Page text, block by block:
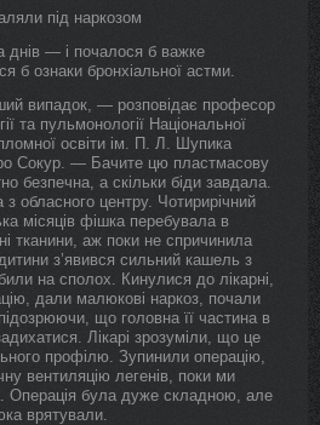
під наркозом
днів — і почалося б важке
б ознаки бронхіальної астми.
випадок, — розповідає професор
та пульмонології Національної
освіти ім. П. Л. Шупика
Сокур. — Бачите цю пластмасову
безпечна, а скільки біди завдала.
з обласного центру. Чотирирічний
місяців фішка перебувала в
тканини, аж поки не спричинила
з’явився сильний кашель з
на сполох. Кинулися до лікарні,
дали малюкові наркоз, почали
що головна її частина в
Лікарі зрозуміли, що це
профілю. Зупинили операцію,
вентиляцію легенів, поки ми
Операція була дуже складною, але
врятували.